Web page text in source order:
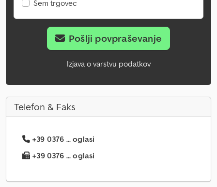
Sem trgovec
Pošlji povpraševanje
Izjava o varstvu podatkov
Telefon & Faks
+39 0376 ... oglasi
+39 0376 ... oglasi